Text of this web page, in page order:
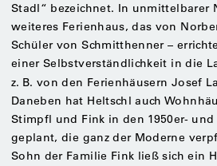
Stadl“ bezeichnet. In unmittelbarer
weiteres Ferienhaus, das von
Schüler von Schmitthenner –
einer Selbstverständlichkeit in die
z. B. von den Ferienhäusern Josef
Daneben hat Heltschl auch
Stimpfl und Fink in den 1950er- und
geplant, die ganz der Moderne
Sohn der Familie Fink ließ sich ein